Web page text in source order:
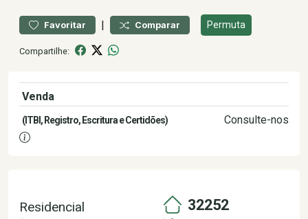
Favoritar | Comparar Permuta
Compartilhe:
Venda
(ITBI, Registro, Escritura e Certidões) Consulte-nos
Residencial 32252